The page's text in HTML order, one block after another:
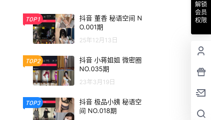
解锁
会员
权限
TOP1
抖音 董香 秘语空间 N
O.001期
25年12月13日
TOP2
抖音 小蒋姐姐 微密圈
NO.035期
23年3月19日
TOP3
抖音 极品小姨 秘语空
间 NO.018期